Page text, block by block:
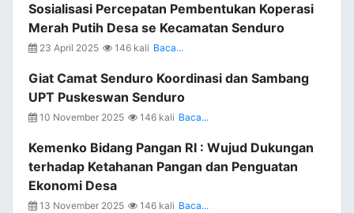
Sosialisasi Percepatan Pembentukan Koperasi
Merah Putih Desa se Kecamatan Senduro
23 April 2025 146 kali Baca...
Giat Camat Senduro Koordinasi dan Sambang
UPT Puskeswan Senduro
10 November 2025 146 kali Baca...
Kemenko Bidang Pangan RI : Wujud Dukungan
terhadap Ketahanan Pangan dan Penguatan
Ekonomi Desa
13 November 2025 146 kali Baca...